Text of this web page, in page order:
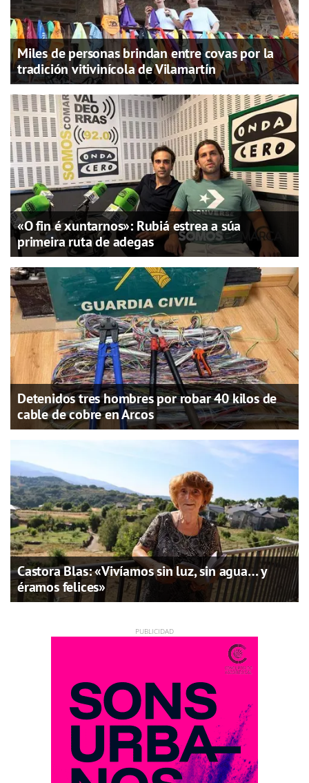
Miles de personas brindan entre covas por la
tradición vitivinícola de Vilamartín
«O fin é xuntarnos»: Rubiá estrea a súa
primeira ruta de adegas
Detenidos tres hombres por robar 40 kilos de
cable de cobre en Arcos
Castora Blas: «Vivíamos sin luz, sin agua… y
éramos felices»